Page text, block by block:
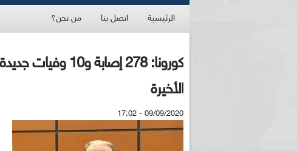
الرئيسية اتصل بنا من نحن؟
الأخيرة
09/09/2020 - 17:02